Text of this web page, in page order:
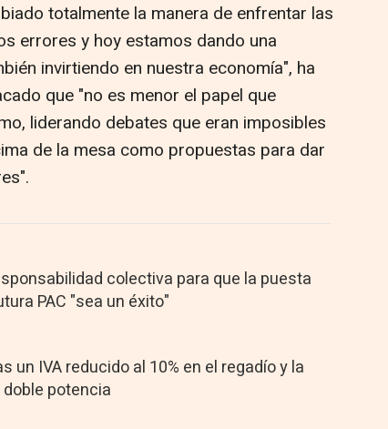
totalmente la manera de enfrentar las
errores y hoy estamos dando una
invirtiendo en nuestra economía", ha
que "no es menor el papel que
liderando debates que eran imposibles
de la mesa como propuestas para dar
colectiva para que la puesta
PAC "sea un éxito"
un IVA reducido al 10% en el regadío y la
potencia